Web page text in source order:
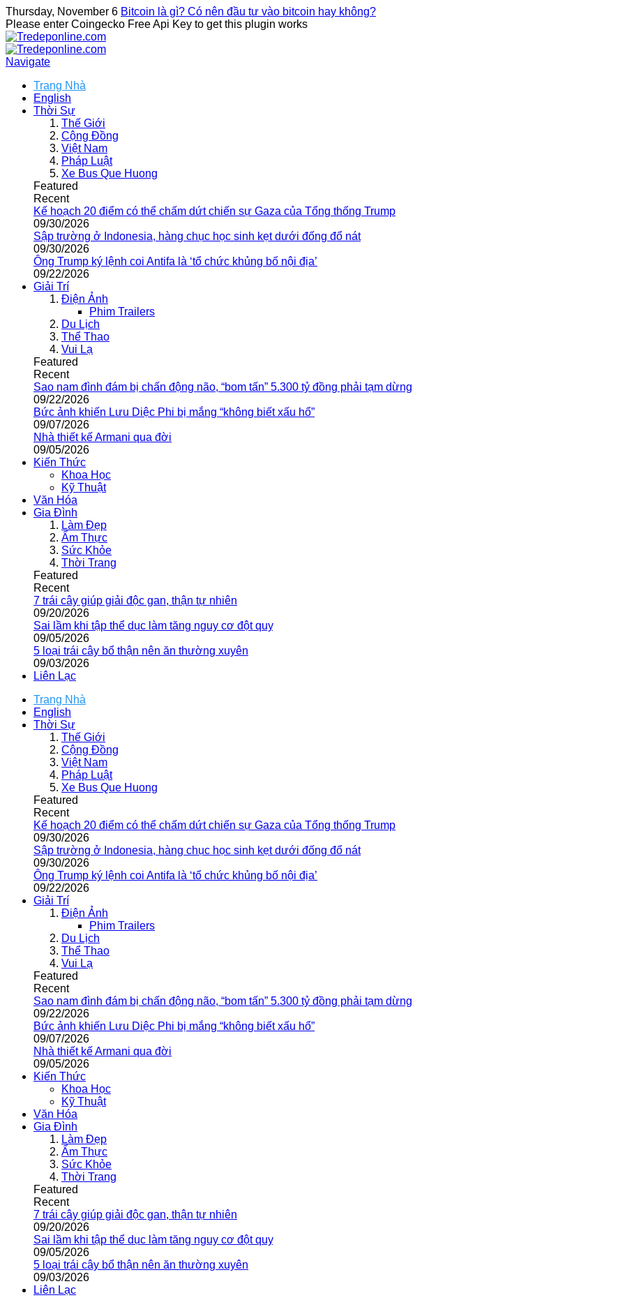
Thursday, November 6 Bitcoin là gì? Có nên đầu tư vào bitcoin hay không?
Please enter Coingecko Free Api Key to get this plugin works
Navigate
Trang Nhà
English
Thời Sự
Thế Giới
Cộng Đồng
Việt Nam
Pháp Luật
Xe Bus Que Huong
Featured
Recent
Kế hoạch 20 điểm có thể chấm dứt chiến sự Gaza của Tổng thống Trump
09/30/2026
Sập trường ở Indonesia, hàng chục học sinh kẹt dưới đống đổ nát
09/30/2026
Ông Trump ký lệnh coi Antifa là ‘tổ chức khủng bố nội địa’
09/22/2026
Giải Trí
Điện Ảnh
Phim Trailers
Du Lịch
Thể Thao
Vui Lạ
Featured
Recent
Sao nam đình đám bị chấn động não, “bom tấn” 5.300 tỷ đồng phải tạm dừng
09/22/2026
Bức ảnh khiến Lưu Diệc Phi bị mắng “không biết xấu hổ”
09/07/2026
Nhà thiết kế Armani qua đời
09/05/2026
Kiến Thức
Khoa Học
Kỹ Thuật
Văn Hóa
Gia Đình
Làm Đẹp
Ẩm Thực
Sức Khỏe
Thời Trang
Featured
Recent
7 trái cây giúp giải độc gan, thận tự nhiên
09/20/2026
Sai lầm khi tập thể dục làm tăng nguy cơ đột quỵ
09/05/2026
5 loại trái cây bổ thận nên ăn thường xuyên
09/03/2026
Liên Lạc
Trang Nhà
English
Thời Sự
Thế Giới
Cộng Đồng
Việt Nam
Pháp Luật
Xe Bus Que Huong
Featured
Recent
Kế hoạch 20 điểm có thể chấm dứt chiến sự Gaza của Tổng thống Trump
09/30/2026
Sập trường ở Indonesia, hàng chục học sinh kẹt dưới đống đổ nát
09/30/2026
Ông Trump ký lệnh coi Antifa là ‘tổ chức khủng bố nội địa’
09/22/2026
Giải Trí
Điện Ảnh
Phim Trailers
Du Lịch
Thể Thao
Vui Lạ
Featured
Recent
Sao nam đình đám bị chấn động não, “bom tấn” 5.300 tỷ đồng phải tạm dừng
09/22/2026
Bức ảnh khiến Lưu Diệc Phi bị mắng “không biết xấu hổ”
09/07/2026
Nhà thiết kế Armani qua đời
09/05/2026
Kiến Thức
Khoa Học
Kỹ Thuật
Văn Hóa
Gia Đình
Làm Đẹp
Ẩm Thực
Sức Khỏe
Thời Trang
Featured
Recent
7 trái cây giúp giải độc gan, thận tự nhiên
09/20/2026
Sai lầm khi tập thể dục làm tăng nguy cơ đột quỵ
09/05/2026
5 loại trái cây bổ thận nên ăn thường xuyên
09/03/2026
Liên Lạc